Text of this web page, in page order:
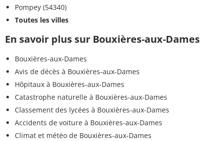
Pompey (54340)
Toutes les villes
En savoir plus sur Bouxières-aux-Dames
Bouxières-aux-Dames
Avis de décès à Bouxières-aux-Dames
Hôpitaux à Bouxières-aux-Dames
Catastrophe naturelle à Bouxières-aux-Dames
Classement des lycées à Bouxières-aux-Dames
Accidents de voiture à Bouxières-aux-Dames
Climat et météo de Bouxières-aux-Dames